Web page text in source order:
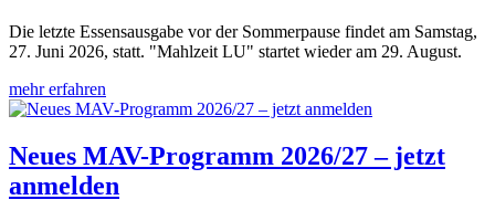
Die letzte Essensausgabe vor der Sommerpause findet am Samstag,
27. Juni 2026, statt. "Mahlzeit LU" startet wieder am 29. August.
mehr erfahren
Neues MAV-Programm 2026/27 – jetzt
anmelden